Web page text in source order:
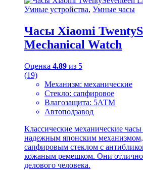
Умные устройства, Умные часы
Часы Xiaomi
Mechanical Watch
Оценка 4.89 из 5
(19)
Механизм: механические
Стекло: сапфировое
Влагозащита: 5АТМ
Автоподзавод
Классические механические часы
надежным японским механизмом,
сапфировым стеклом с
кожаным ремешком. Они отлично
делового человека.